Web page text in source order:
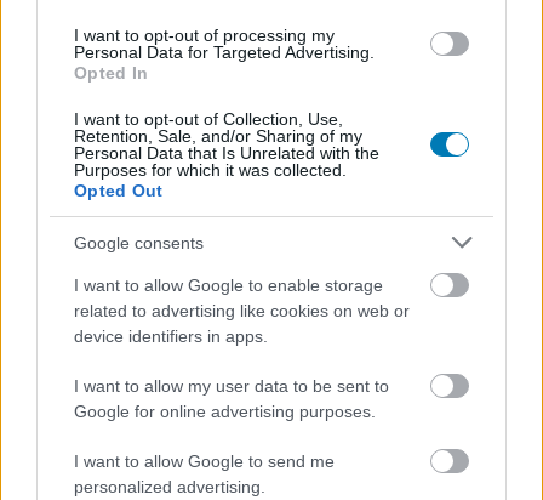
I want to opt-out of processing my
Personal Data for Targeted Advertising.
Opted In
I want to opt-out of Collection, Use,
Retention, Sale, and/or Sharing of my
Personal Data that Is Unrelated with the
Purposes for which it was collected.
Opted Out
Google consents
I want to allow Google to enable storage
related to advertising like cookies on web or
device identifiers in apps.
I want to allow my user data to be sent to
Google for online advertising purposes.
I want to allow Google to send me
personalized advertising.
Tárhely: 60 GB szabad hely
A Marvel's Midnight Suns december 2-án, a Need for
Speed Unbounddal és a The Callisto Protocollal
egyszerre jelenik meg PC-re, valamint PlayStation 5-re és
Xbox Series X|S-re. Elvileg változatlanul készülnek a PS4-
es, Xbox One-os és Nintendo Switchre szánt kiadások is,
SMASH by Meló-Diák: Homok, zene és a nyár legjobb
hangulata – Jön a második forduló! (X)
Július végén folytatódik a balatoni strandröplabda-